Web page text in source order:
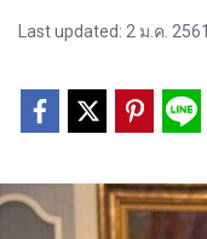
Last updated: 2 ม.ค. 2561